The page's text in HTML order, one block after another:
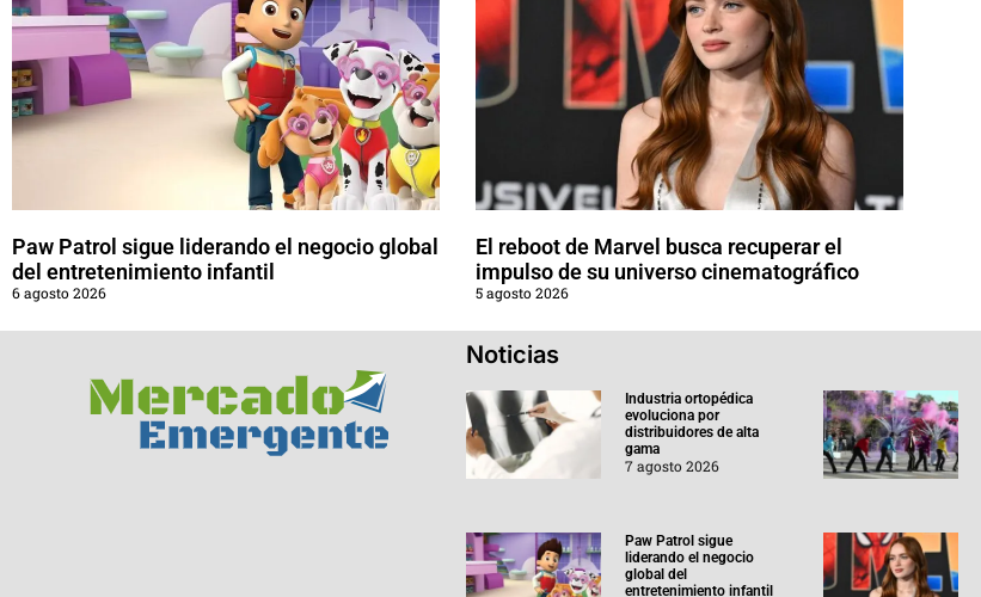
Paw Patrol sigue liderando el negocio global
del entretenimiento infantil
6 agosto 2026
El reboot de Marvel busca recuperar el
impulso de su universo cinematográfico
5 agosto 2026
Noticias
Industria ortopédica
evoluciona por
distribuidores de alta
gama
7 agosto 2026
Paw Patrol sigue
liderando el negocio
global del
entretenimiento infantil